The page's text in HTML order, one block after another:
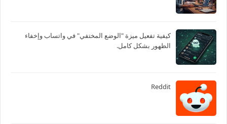
كيفية تفعيل ميزة "الوضع المختفي" في واتساب وإخفاء
الظهور بشكل كامل.
Reddit